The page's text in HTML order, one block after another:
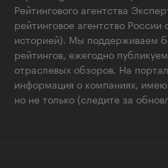
Рейтингового агентства
рейтинговое агентство
историей). Мы поддерживаем
рейтингов, ежегодно
отраслевых обзоров. На
информация о компаниях,
но не только (следите за